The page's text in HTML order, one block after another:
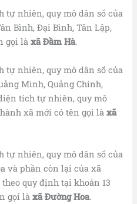
tự nhiên, quy mô dân số của
Bình, Đại Bình, Tân Lập,
gọi làxã Đầm Hà.
tự nhiên, quy mô dân số của
Minh, Quảng Chính,
tích tự nhiên, quy mô
xã mới có tên gọi làxã
tự nhiên, quy mô dân số của
và phần còn lại của xã
quy định tại khoản 13
gọi làxã Đường Hoa.